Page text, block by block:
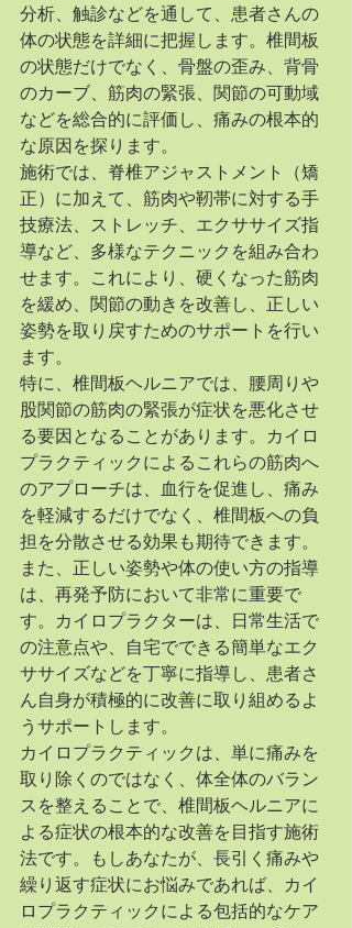
分析、触診などを通して、患者さんの
体の状態を詳細に把握します。椎間板
の状態だけでなく、骨盤の歪み、背骨
のカーブ、筋肉の緊張、関節の可動域
などを総合的に評価し、痛みの根本的
な原因を探ります。
施術では、脊椎アジャストメント（矯
正）に加えて、筋肉や靭帯に対する手
技療法、ストレッチ、エクササイズ指
導など、多様なテクニックを組み合わ
せます。これにより、硬くなった筋肉
を緩め、関節の動きを改善し、正しい
姿勢を取り戻すためのサポートを行い
ます。
特に、椎間板ヘルニアでは、腰周りや
股関節の筋肉の緊張が症状を悪化させ
る要因となることがあります。カイロ
プラクティックによるこれらの筋肉へ
のアプローチは、血行を促進し、痛み
を軽減するだけでなく、椎間板への負
担を分散させる効果も期待できます。
また、正しい姿勢や体の使い方の指導
は、再発予防において非常に重要で
す。カイロプラクターは、日常生活で
の注意点や、自宅でできる簡単なエク
ササイズなどを丁寧に指導し、患者さ
ん自身が積極的に改善に取り組めるよ
うサポートします。
カイロプラクティックは、単に痛みを
取り除くのではなく、体全体のバラン
スを整えることで、椎間板ヘルニアに
よる症状の根本的な改善を目指す施術
法です。もしあなたが、長引く痛みや
繰り返す症状にお悩みであれば、カイ
ロプラクティックによる包括的なケア